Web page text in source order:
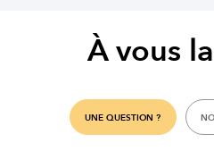
À vous
UNE QUESTION ?